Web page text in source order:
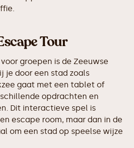
Tour
groepen is de Zeeuwse
je door een stad zoals
gaat met een tablet of
opdrachten en
Dit interactieve spel is
escape room, maar dan in de
om een stad op speelse wijze